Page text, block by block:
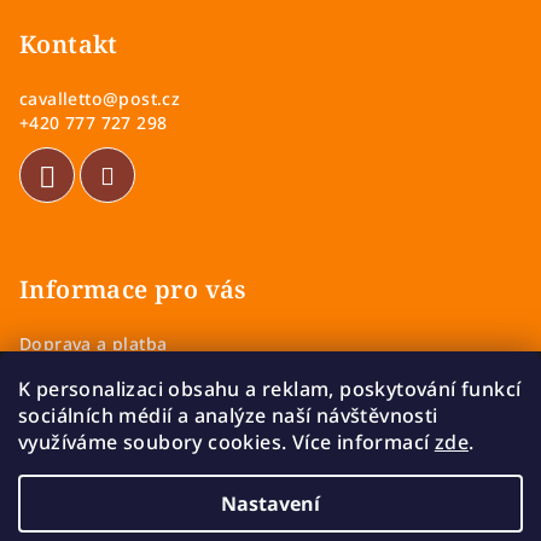
K personalizaci obsahu a reklam, poskytování funkcí
sociálních médií a analýze naší návštěvnosti
využíváme soubory cookies. Více informacízde.
Nastavení
Kontakt
cavalletto@post.cz
+420 777 727 298
Informace pro vás
Doprava a platba
Zásady ochrany osobních údajů
Vrácení a výměna zboží